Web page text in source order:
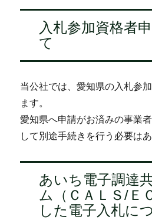
入札参加資格者
て
当公社では、愛知県の入札参
ます。
愛知県へ申請がお済みの事業
して別途手続きを行う必要はあ
あいち電子調達
ム（ＣＡＬＳ/Ｅ
した電子入札に